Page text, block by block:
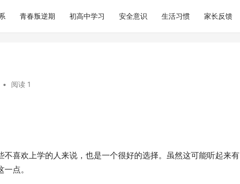
青春叛逆期 初高中学习 安全意识 生活习惯 家长反馈
• 阅读 1
喜欢上学的人来说，也是一个很好的选择。虽然这可能听起来有
点。